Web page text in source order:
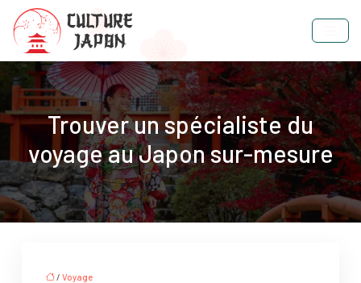
Trouver un spécialiste du
voyage au Japon sur-mesure
/ Voyage